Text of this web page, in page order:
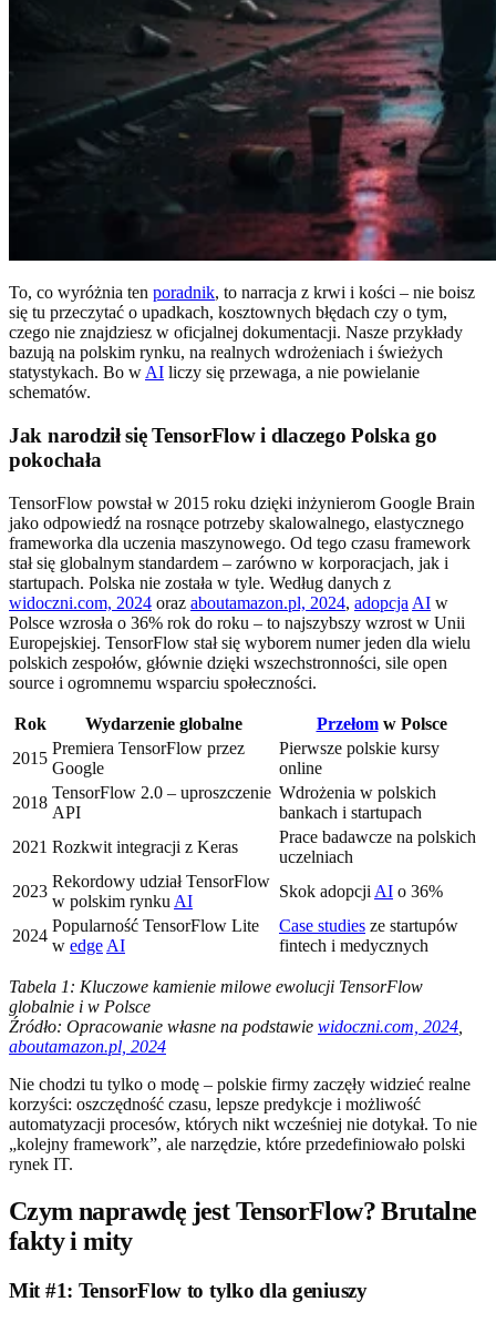
To, co wyróżnia ten poradnik, to narracja z krwi i kości – nie boisz
się tu przeczytać o upadkach, kosztownych błędach czy o tym,
czego nie znajdziesz w oficjalnej dokumentacji. Nasze przykłady
bazują na polskim rynku, na realnych wdrożeniach i świeżych
statystykach. Bo w AI liczy się przewaga, a nie powielanie
schematów.
Jak narodził się TensorFlow i dlaczego Polska go
pokochała
TensorFlow powstał w 2015 roku dzięki inżynierom Google Brain
jako odpowiedź na rosnące potrzeby skalowalnego, elastycznego
frameworka dla uczenia maszynowego. Od tego czasu framework
stał się globalnym standardem – zarówno w korporacjach, jak i
startupach. Polska nie została w tyle. Według danych z
widoczni.com, 2024 oraz aboutamazon.pl, 2024, adopcja AI w
Polsce wzrosła o 36% rok do roku – to najszybszy wzrost w Unii
Europejskiej. TensorFlow stał się wyborem numer jeden dla wielu
polskich zespołów, głównie dzięki wszechstronności, sile open
source i ogromnemu wsparciu społeczności.
Rok Wydarzenie globalne Przełomw Polsce
2015
Premiera TensorFlow przez
Google
Pierwsze polskie kursy
online
2018
TensorFlow 2.0 – uproszczenie
API
Wdrożenia w polskich
bankach i startupach
2021 Rozkwit integracji z Keras
Prace badawcze na polskich
uczelniach
2023
Rekordowy udział TensorFlow
w polskim rynku AI
Skok adopcji AI o 36%
2024
Popularność TensorFlow Lite
w edge AI
Case studies ze startupów
fintech i medycznych
Tabela 1: Kluczowe kamienie milowe ewolucji TensorFlow
globalnie i w Polsce
Źródło: Opracowanie własne na podstawie widoczni.com, 2024
aboutamazon.pl, 2024
Nie chodzi tu tylko o modę – polskie firmy zaczęły widzieć realne
korzyści: oszczędność czasu, lepsze predykcje i możliwość
automatyzacji procesów, których nikt wcześniej nie dotykał. To nie
„kolejny framework”, ale narzędzie, które przedefiniowało polski
rynek IT.
Czym naprawdę jest TensorFlow? Brutalne
fakty i mity
Mit #1: TensorFlow to tylko dla geniuszy